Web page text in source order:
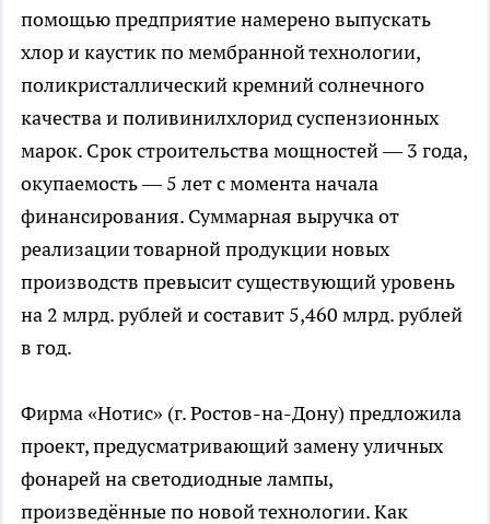
помощью предприятие намерено выпускать
хлор и каустик по мембранной технологии,
поликристаллический кремний солнечного
качества и поливинилхлорид суспензионных
марок. Срок строительства мощностей — 3 года,
окупаемость — 5 лет с момента начала
финансирования. Суммарная выручка от
реализации товарной продукции новых
производств превысит существующий уровень
на 2 млрд. рублей и составит 5,460 млрд. рублей
в год.
Фирма «Нотис» (г. Ростов-на-Дону) предложила
проект, предусматривающий замену уличных
фонарей на светодиодные лампы,
произведённые по новой технологии. Как